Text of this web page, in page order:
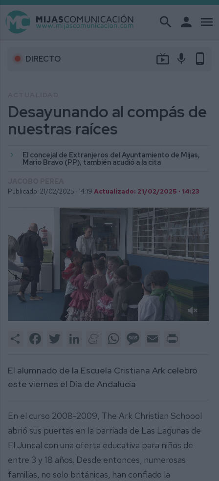
search person menu
DIRECTO live_tv mic phone_android
Desayunando al compás de
nuestras raíces
El concejal de Extranjeros del Ayuntamiento de Mijas,
Mario Bravo (PP), también acudió a la cita
Publicado: 21/02/2025 · 14:19 Actualizado: 21/02/2025 · 14:23
1
Share FacebookTwitter LinkedInMeneameWhatsAppMessage
Email
El alumnado de la Escuela Cristiana Ark celebró
este viernes el Día de Andalucía
En el curso 2008-2009, The Ark Christian Schoool
abrió sus puertas en la barriada de Las Lagunas de
El Juncal con una oferta educativa para niños de
entre 3 y 18 años. Desde entonces, numerosas
familias, no solo británicas, han confiado la